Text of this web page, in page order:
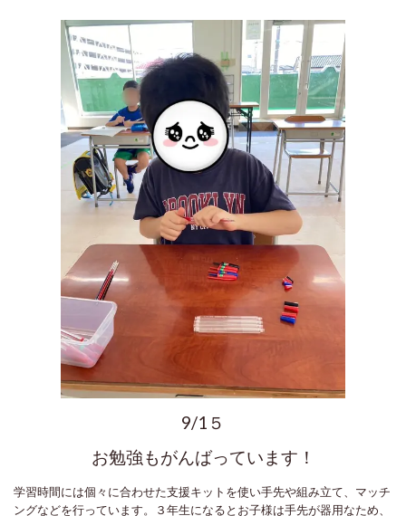
9/1５
お勉強もがんばっています！
学習時間には個々に合わせた支援キットを使い手先や組み立て、マッチ
ングなどを行っています。３年生になるとお子様は手先が器用なため、